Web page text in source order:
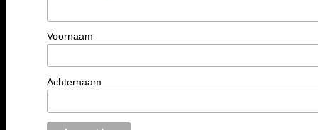
Voornaam
Achternaam